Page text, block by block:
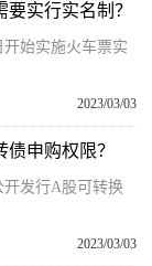
实行实名制？
开始实施火车票实
2023/03/03
申购权限？
开发行A股可转换
2023/03/03